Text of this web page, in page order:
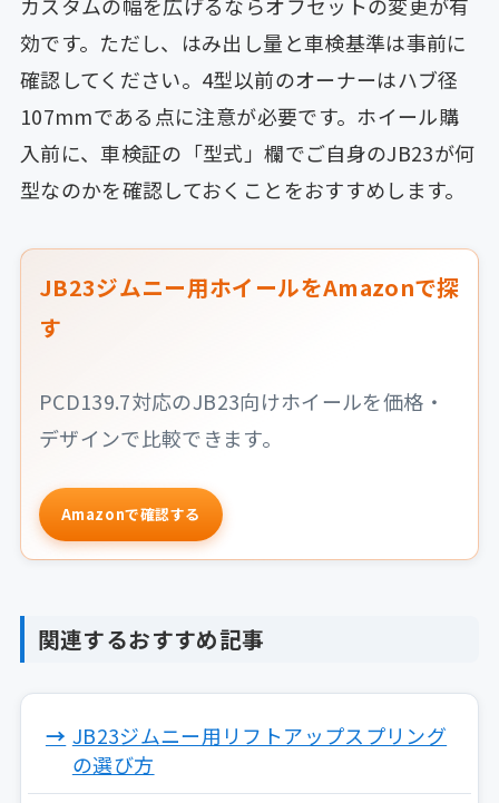
カスタムの幅を広げるならオフセットの変更が有
効です。ただし、はみ出し量と車検基準は事前に
確認してください。4型以前のオーナーはハブ径
107mmである点に注意が必要です。ホイール購
入前に、車検証の「型式」欄でご自身のJB23が何
型なのかを確認しておくことをおすすめします。
JB23ジムニー用ホイールをAmazonで探
す
PCD139.7対応のJB23向けホイールを価格・
デザインで比較できます。
Amazonで確認する
関連するおすすめ記事
JB23ジムニー用リフトアップスプリング
の選び方